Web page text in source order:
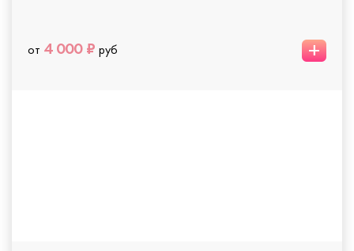
от 4 000 ₽ руб +